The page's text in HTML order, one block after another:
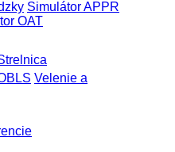
Simulátor APPR
OAT
Velenie a